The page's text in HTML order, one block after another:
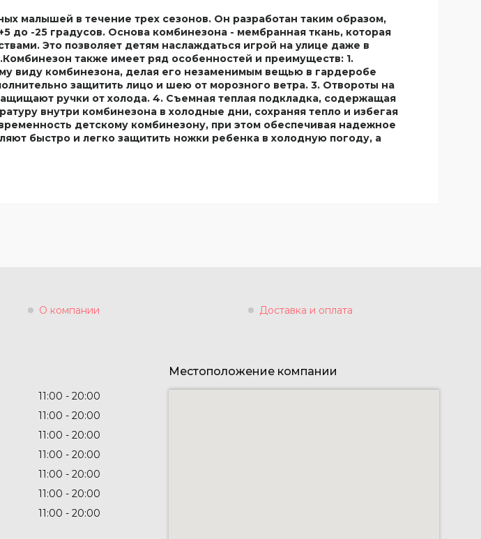
малышей в течение трех сезонов. Он разработан таким образом,
до -25 градусов. Основа комбинезона - мембранная ткань, которая
Это позволяет детям наслаждаться игрой на улице даже в
также имеет ряд особенностей и преимуществ: 1.
виду комбинезона, делая его незаменимым вещью в гардеробе
защитить лицо и шею от морозного ветра. 3. Отвороты на
ручки от холода. 4. Съемная теплая подкладка, содержащая
внутри комбинезона в холодные дни, сохраняя тепло и избегая
детскому комбинезону, при этом обеспечивая надежное
быстро и легко защитить ножки ребенка в холодную погоду, а
О компании Доставка и оплата
11:00
20:00
11:00
20:00
11:00
20:00
11:00
20:00
11:00
20:00
11:00
20:00
11:00 20:00
Местоположение компании